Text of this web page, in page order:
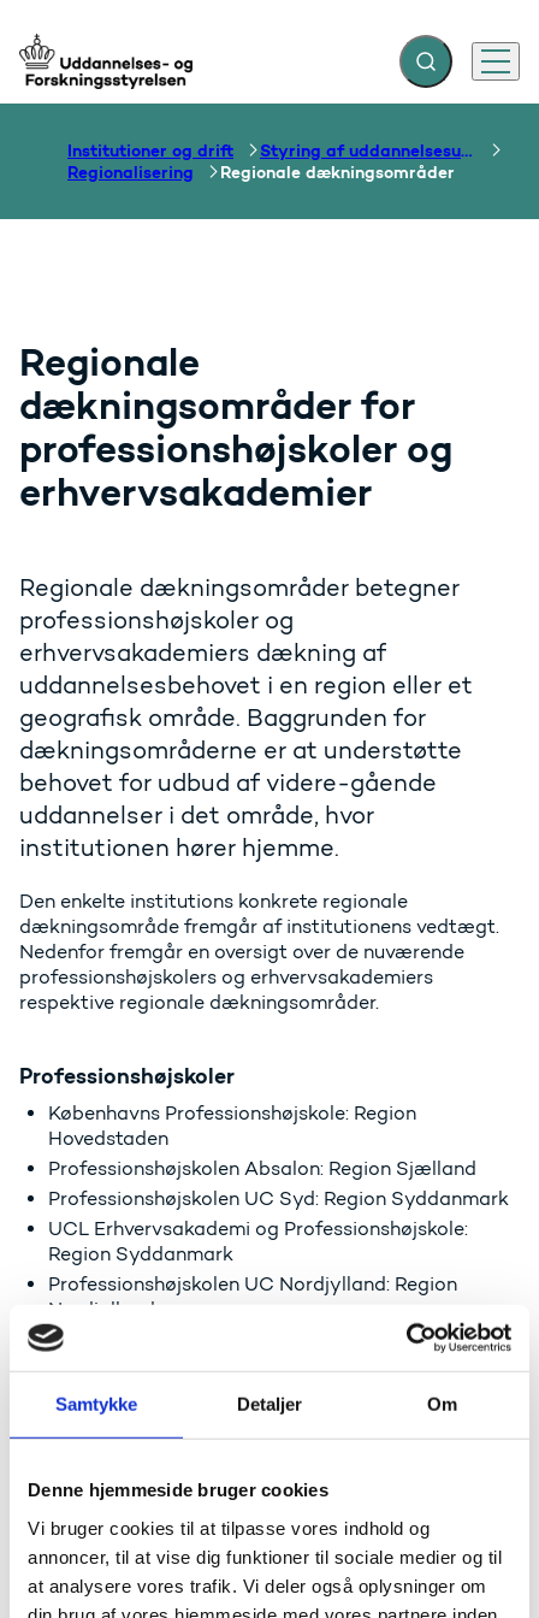
Samtykke Detaljer Om
Denne hjemmeside bruger cookies
Vi bruger cookies til at tilpasse vores indhold og
annoncer, til at vise dig funktioner til sociale medier og til
at analysere vores trafik. Vi deler også oplysninger om
Gå til forsiden Fold søgefelt ud
Menu
Institutioner og drift
Styring af uddannelsesudbud
Regionalisering
Regionale dækningsområder
Regionale
dækningsområder for
professionshøjskoler og
erhvervsakademier
Regionale dækningsområder betegner
professionshøjskoler og
erhvervsakademiers dækning af
uddannelsesbehovet i en region eller et
geografisk område. Baggrunden for
dækningsområderne er at understøtte
behovet for udbud af videre-gående
uddannelser i det område, hvor
institutionen hører hjemme.
Den enkelte institutions konkrete regionale
dækningsområde fremgår af institutionens vedtægt.
Nedenfor fremgår en oversigt over de nuværende
professionshøjskolers og erhvervsakademiers
respektive regionale dækningsområder.
Professionshøjskoler
Københavns Professionshøjskole: Region
Hovedstaden
Professionshøjskolen Absalon: Region Sjælland
Professionshøjskolen UC Syd: Region Syddanmark
UCL Erhvervsakademi og Professionshøjskole:
Region Syddanmark
Professionshøjskolen UC Nordjylland: Region
Nordjylland
Professionshøjskolen VIA UC: Region Midtjylland
Danmarks Medie- og Journalisthøjskole (DMJX):
Hele landet
Erhvervsakademi Aarhus: Aarhus, Syddjurs og
Samsø kommune
Erhvervsakademi IBA Kolding: Kolding, Haderslev,
Vejen, Aabenraa og Fredericia kommune